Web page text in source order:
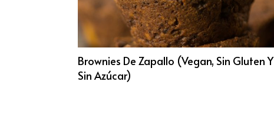
Brownies De Zapallo (vegan, Sin Gluten Y
Sin Azúcar)